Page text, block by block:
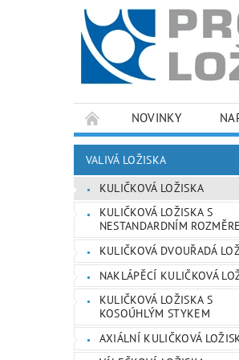
NOVINKY
PODMÍNKY OCHRANY
VALIVÁ LOŽISKA
KULIČKOVÁ LOŽISKA
KULIČKOVÁ LOŽISKA S
NESTANDARDNÍM
KULIČKOVÁ DVOUŘADÁ
NAKLÁPĚCÍ KULIČKOVÁ
KULIČKOVÁ LOŽISKA S
KOSOÚHLÝM STYKEM
AXIÁLNÍ KULIČKOVÁ